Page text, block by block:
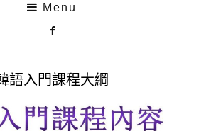
Menu
語入門課程大綱